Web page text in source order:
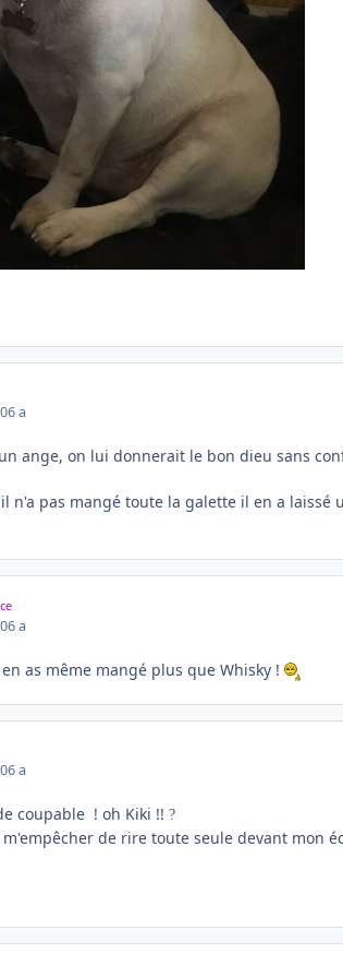
6 a
ange, on lui donnerait le bon dieu sans
n'a pas mangé toute la galette il en a laissé
6 a
as même mangé plus que Whisky !
6 a
coupable ! oh Kiki !! ?
m'empêcher de rire toute seule devant mon